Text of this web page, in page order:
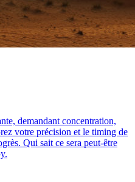
demandant concentration,
votre précision et le timing de
Qui sait ce sera peut-être